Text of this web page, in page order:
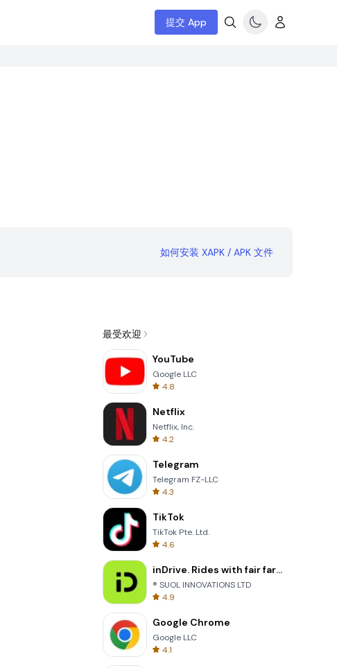
提交 App
如何安装 XAPK / APK 文件
最受欢迎
YouTube
Google LLC
4.8
Netflix
Netflix, Inc.
4.2
Telegram
Telegram FZ-LLC
4.3
TikTok
TikTok Pte. Ltd.
4.6
inDrive. Rides with fair fares
® SUOL INNOVATIONS LTD
4.9
Google Chrome
Google LLC
4.1